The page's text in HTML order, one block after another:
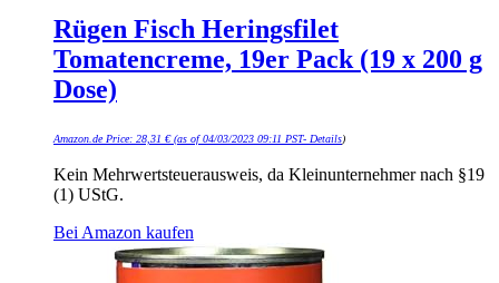
Rügen Fisch Heringsfilet
Tomatencreme, 19er Pack (19 x 200 g
Dose)
Amazon.de Price: 28,31 €(as of 04/03/2023 09:11 PST- Details)
Kein Mehrwertsteuerausweis, da Kleinunternehmer nach §19
(1) UStG.
Bei Amazon kaufen